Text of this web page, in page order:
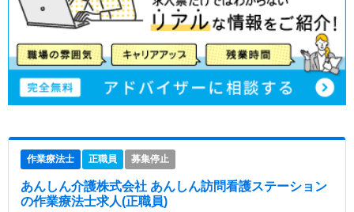
作業療法士 正職員 募集停止
あんしん介護株式会社 あんしん訪問看護ステーション
の作業療法士求人(正職員)